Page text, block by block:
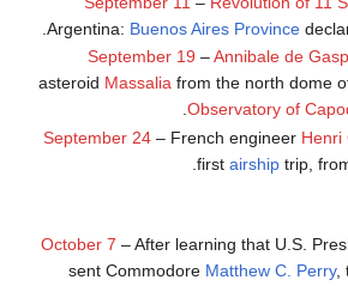
Argentina: Buenos Aires Province
September 19 –Annibale de
asteroid Massaliafrom the north dome
Observatory of
.
September 24– French engineer Henri
first airshiptrip,
October 7 – After learning that U.S.
sent Commodore Matthew C. Perry,